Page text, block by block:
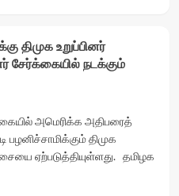
திமுக உறுப்பினர்
நடக்கும்
அமெரிக்க அதிபரைத்
பழனிச்சாமிக்கும் திமுக
ஏற்படுத்தியுள்ளது. தமிழக